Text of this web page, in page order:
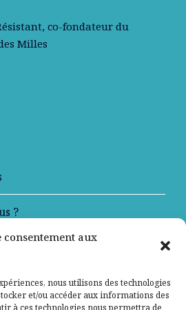
consentement aux
nous utilisons des technologies
et/ou accéder aux informations des
à ces technologies nous permettra de
co-fondateur du
Milles
?